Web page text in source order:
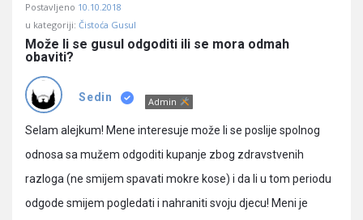
Učene
Latest
Pitanja
Postavljeno 10.10.2018
u kategoriji: Čistoća Gusul
Može li se gusul odgoditi ili se mora odmah
obaviti?
Sedin Admin
Selam alejkum! Mene interesuje može li se poslije spolnog
odnosa sa mužem odgoditi kupanje zbog zdravstvenih
razloga (ne smijem spavati mokre kose) i da li u tom periodu
odgode smijem pogledati i nahraniti svoju djecu! Meni je